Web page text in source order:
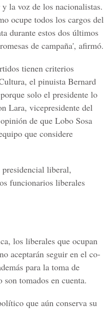
la voz de los nacionalistas.
ocupe todos los cargos del
durante estos dos últimos
de campaña', afirmó.
tienen criterios
el pinuista Bernard
solo el presidente lo
Lara, vicepresidente del
de que Lobo Sosa
que considere
liberal,
funcionarios liberales
los liberales que ocupan
aceptarán seguir en el co-
para la toma de
tomados en cuenta.
que aún conserva su